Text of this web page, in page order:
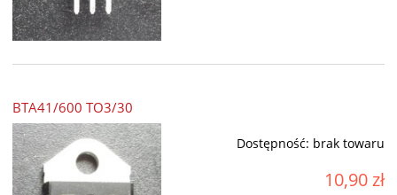
BTA41/600 TO3/30
Dostępność: brak towaru
10,90 zł